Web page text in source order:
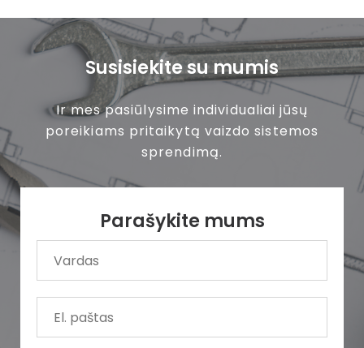
Susisiekite su mumis
Ir mes pasiūlysime individualiai jūsų
poreikiams pritaikytą vaizdo sistemos
sprendimą.
Parašykite mums